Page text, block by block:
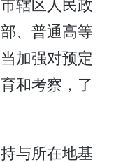
、普通高等
加强对预定
和考察，了
与所在地基